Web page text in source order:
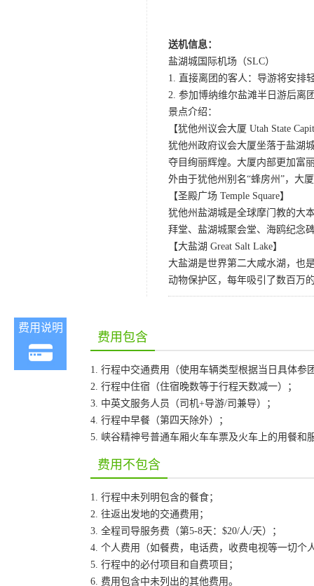
送机信息：
盐湖城国际机场（SLC）
1. 直接离团的客人：导游将安排
2. 参加博纳维尔盐滩半日游后离
景点介绍：
【犹他州议会大厦 Utah State
犹他州政府议会大厦坐落于盐湖
夺目绚丽辉煌。大厦内部更加富
外由于犹他州别名“蜂房州”，大
【圣殿广场 Temple Square】
犹他州盐湖城是全球摩门教的大
拜堂、盐湖城聚会堂、海鸥纪念
【大盐湖 Great Salt Lake】
大盐湖是世界第二大咸水湖，也
动物保护区，每年吸引了数百万
费用说明
费用包含
1. 行程中交通费用（使用车辆类型根据当日具体参
2. 行程中住宿（住宿晚数等于行程天数减一）；
3. 中英文服务人员（司机+导游/司兼导）；
4. 行程中早餐（第四天除外）；
5. 峡谷精神号普通车厢火车车票及火车上的用餐和
费用不包含
1. 行程中未列明包含的餐食；
2. 往返出发地的交通费用；
3. 全程司导服务费（第5-8天：$20/人/天）；
4. 个人费用（如餐费，电话费，收费电视等一切个
5. 行程中的必付项目和自费项目；
6. 费用包含中未列出的其他费用。